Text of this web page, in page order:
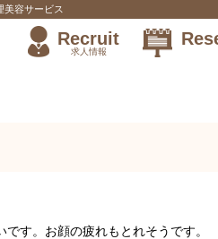
美容サービス
Recruit
求人情報
す。お顔の疲れもとれそうです。